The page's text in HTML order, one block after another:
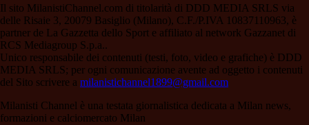
Il sito MilanistiChannel.com di titolarità di DDD MEDIA SRLS via
delle Risaie 3, 20079 Basiglio (Milano), C.F./P.IVA 10837110963, è
partner de La Gazzetta dello Sport e affiliato al network Gazzanet di
RCS Mediagroup S.p.a..
Unico responsabile dei contenuti (testi, foto, video e grafiche) è DDD
MEDIA SRLS; per ogni comunicazione avente ad oggetto i contenuti
del Sito scrivere a milanistichannel1899@gmail.com
Milanisti Channel è una testata giornalistica dedicata a Milan news,
formazioni e calciomercato Milan